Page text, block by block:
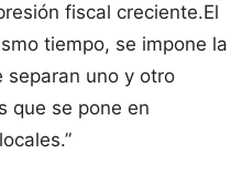
fiscal creciente.El
tiempo, se impone la
uno y otro
que se pone en